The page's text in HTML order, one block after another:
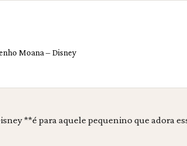
Moana – Disney
**é para aquele pequenino que adora